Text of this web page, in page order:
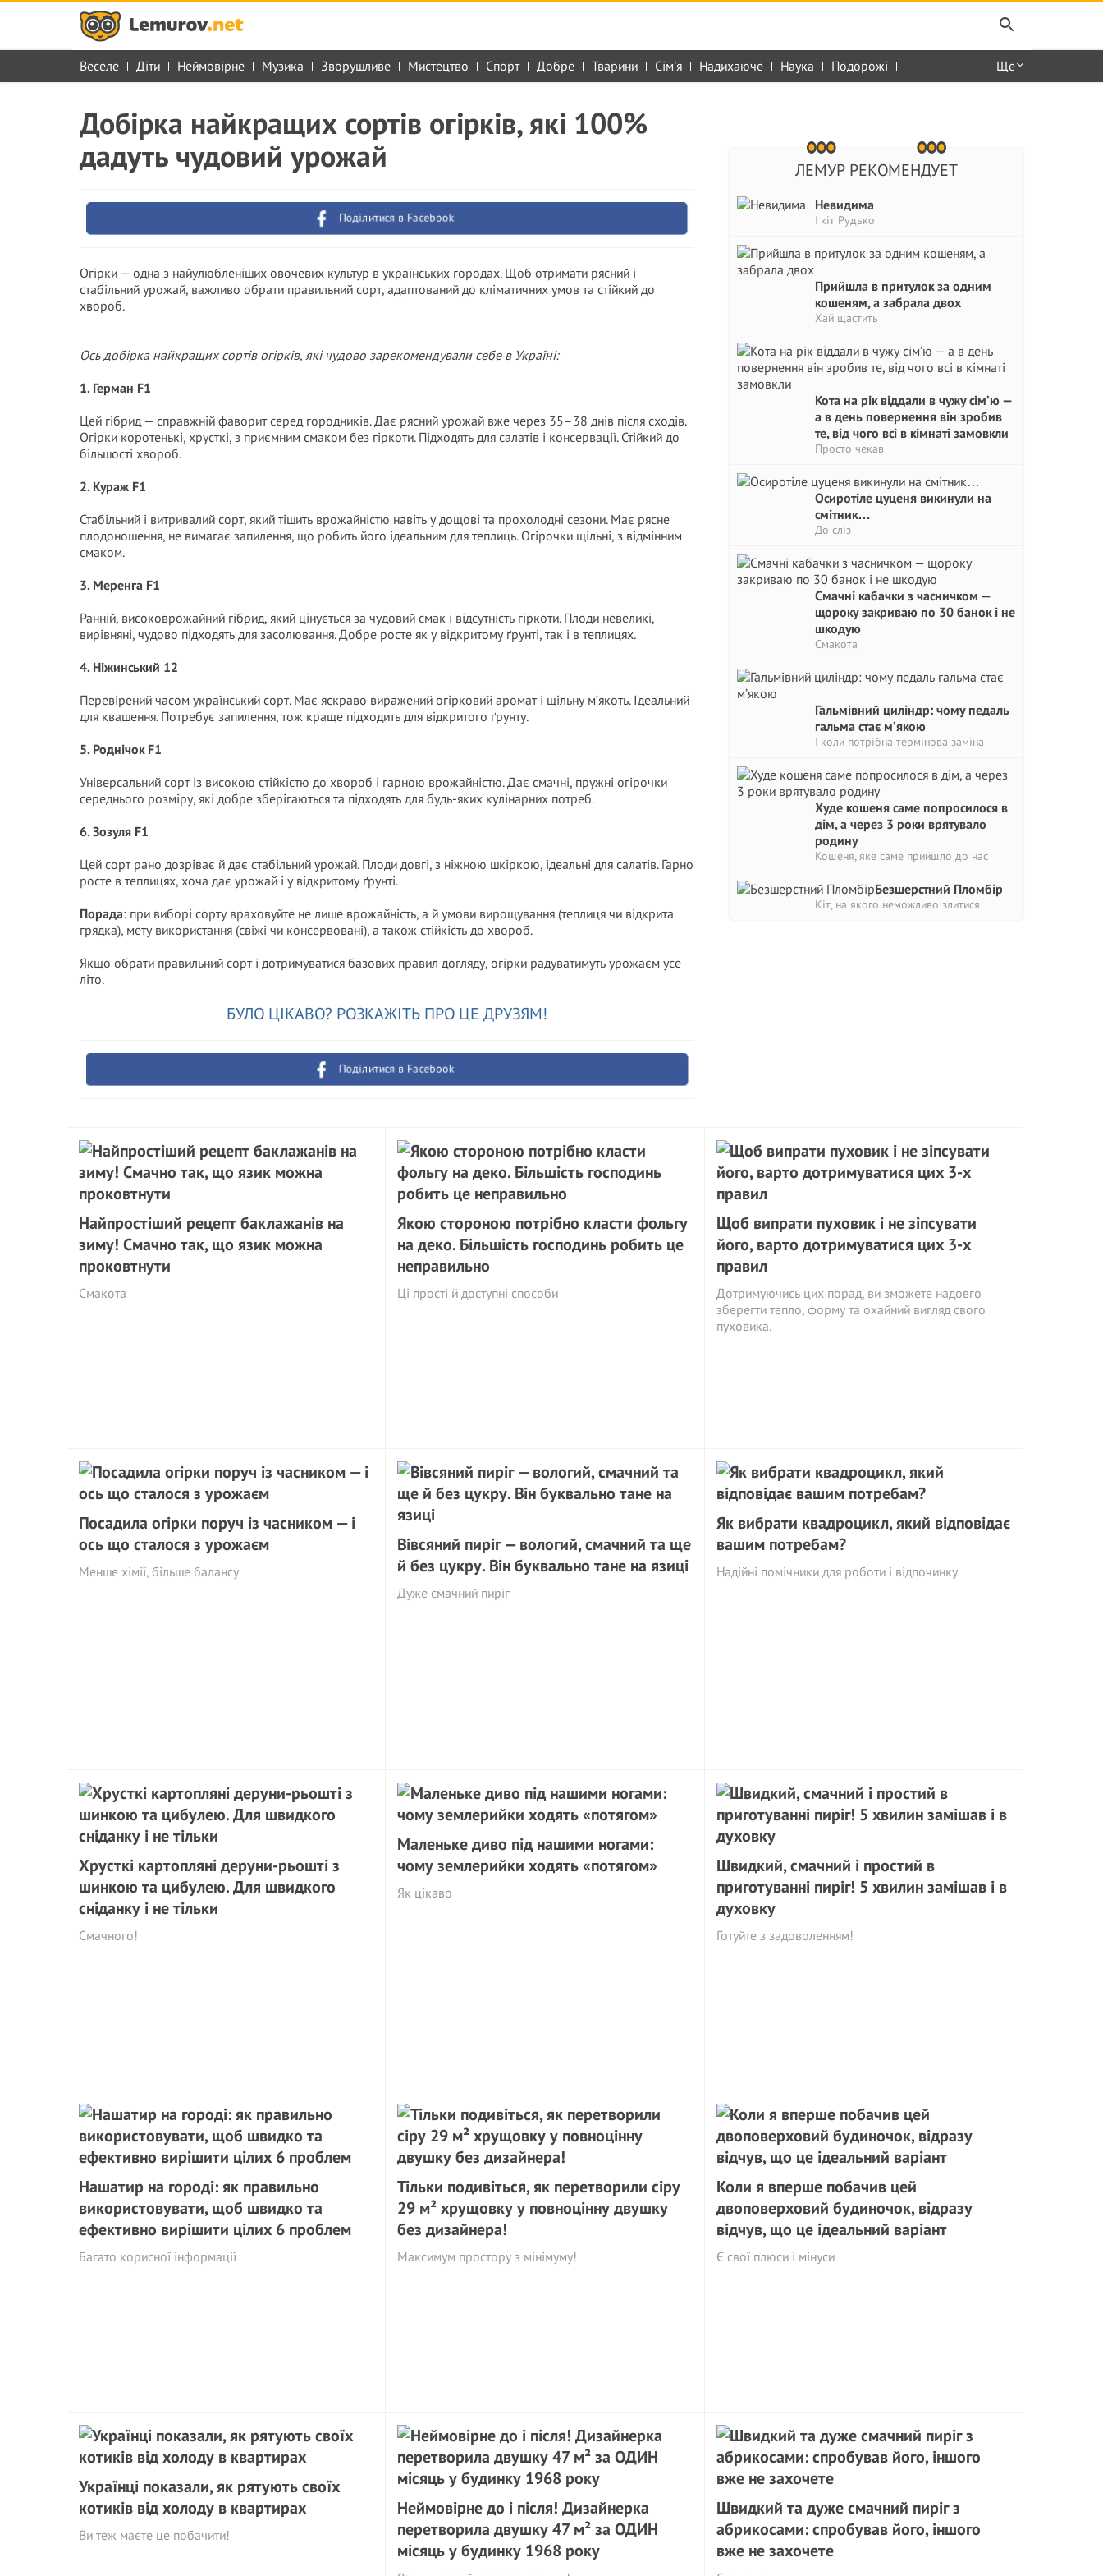
Веселе Діти Неймовірне Музика Зворушливе Мистецтво Спорт Добре Тварини Сім'я Надихаюче Наука Подорожі Ще
ЛЕМУР РЕКОМЕНДУЕТ
Невидима
І кіт Рудько
Прийшла в притулок за одним
кошеням, а забрала двох
Хай щастить
Кота на рік віддали в чужу сім’ю —
а в день повернення він зробив
те, від чого всі в кімнаті замовкли
Просто чекав
Осиротіле цуценя викинули на
смітник…
До сліз
Смачні кабачки з часничком —
щороку закриваю по 30 банок і не
шкодую
Смакота
Гальмівний циліндр: чому педаль
гальма стає м’якою
І коли потрібна термінова заміна
Худе кошеня саме попросилося в
дім, а через 3 роки врятувало
родину
Кошеня, яке саме прийшло до нас
Безшерстний Пломбір
Кіт, на якого неможливо злитися
Добірка найкращих сортів огірків, які 100%
дадуть чудовий урожай
Поділитися в Facebook
Огірки — одна з найулюбленіших овочевих культур в українських городах. Щоб отримати рясний і
стабільний урожай, важливо обрати правильний сорт, адаптований до кліматичних умов та стійкий до
хвороб.
Ось добірка найкращих сортів огірків, які чудово зарекомендували себе в Україні:
1. Герман F1
Цей гібрид — справжній фаворит серед городників. Дає рясний урожай вже через 35–38 днів після сходів.
Огірки коротенькі, хрусткі, з приємним смаком без гіркоти. Підходять для салатів і консервації. Стійкий до
більшості хвороб.
2. Кураж F1
Стабільний і витривалий сорт, який тішить врожайністю навіть у дощові та прохолодні сезони. Має рясне
плодоношення, не вимагає запилення, що робить його ідеальним для теплиць. Огірочки щільні, з відмінним
смаком.
3. Меренга F1
Ранній, високоврожайний гібрид, який цінується за чудовий смак і відсутність гіркоти. Плоди невеликі,
вирівняні, чудово підходять для засолювання. Добре росте як у відкритому ґрунті, так і в теплицях.
4. Ніжинський 12
Перевірений часом український сорт. Має яскраво виражений огірковий аромат і щільну м’якоть. Ідеальний
для квашення. Потребує запилення, тож краще підходить для відкритого ґрунту.
5. Роднічок F1
Універсальний сорт із високою стійкістю до хвороб і гарною врожайністю. Дає смачні, пружні огірочки
середнього розміру, які добре зберігаються та підходять для будь-яких кулінарних потреб.
6. Зозуля F1
Цей сорт рано дозріває й дає стабільний урожай. Плоди довгі, з ніжною шкіркою, ідеальні для салатів. Гарно
росте в теплицях, хоча дає урожай і у відкритому ґрунті.
Порада: при виборі сорту враховуйте не лише врожайність, а й умови вирощування (теплиця чи відкрита
грядка), мету використання (свіжі чи консервовані), а також стійкість до хвороб.
Якщо обрати правильний сорт і дотримуватися базових правил догляду, огірки радуватимуть урожаєм усе
літо.
БУЛО ЦІКАВО? РОЗКАЖІТЬ ПРО ЦЕ ДРУЗЯМ!
Поділитися в Facebook
Найпростіший рецепт баклажанів на
зиму! Смачно так, що язик можна
проковтнути
Смакота
Якою стороною потрібно класти фольгу
на деко. Більшість господинь робить це
неправильно
Ці прості й доступні способи
Щоб випрати пуховик і не зіпсувати
його, варто дотримуватися цих 3-х
правил
Дотримуючись цих порад, ви зможете надовго
зберегти тепло, форму та охайний вигляд свого
пуховика.
Посадила огірки поруч із часником — і
ось що сталося з урожаєм
Менше хімії, більше балансу
Вівсяний пиріг — вологий, смачний та ще
й без цукру. Він буквально тане на язиці
Дуже смачний пиріг
Як вибрати квадроцикл, який відповідає
вашим потребам?
Надійні помічники для роботи і відпочинку
Хрусткі картопляні деруни-рьошті з
шинкою та цибулею. Для швидкого
сніданку і не тільки
Смачного!
Маленьке диво під нашими ногами:
чому землерийки ходять «потягом»
Як цікаво
Швидкий, смачний і простий в
приготуванні пиріг! 5 хвилин замішав і в
духовку
Готуйте з задоволенням!
Нашатир на городі: як правильно
використовувати, щоб швидко та
ефективно вирішити цілих 6 проблем
Багато корисної інформації
Тільки подивіться, як перетворили сіру
29 м² хрущовку у повноцінну двушку
без дизайнера!
Максимум простору з мінімуму!
Коли я вперше побачив цей
двоповерховий будиночок, відразу
відчув, що це ідеальний варіант
Є свої плюси і мінуси
Українці показали, як рятують своїх
котиків від холоду в квартирах
Ви теж маєте це побачити!
Неймовірне до і після! Дизайнерка
перетворила двушку 47 м² за ОДИН
місяць у будинку 1968 року
Швидкий та дуже смачний пиріг з
абрикосами: спробував його, іншого
вже не захочете